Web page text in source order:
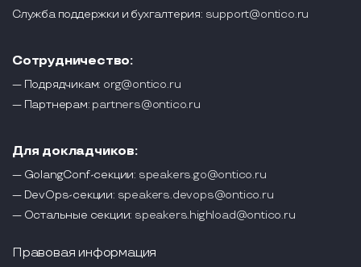
Служба поддержки и бухгалтерия: support@ontico.ru
Сотрудничество:
— Подрядчикам: org@ontico.ru
— Партнерам: partners@ontico.ru
Для докладчиков:
— GolangConf-секции: speakers.go@ontico.ru
— DevOps-секции: speakers.devops@ontico.ru
— Остальные секции: speakers.highload@ontico.ru
Правовая информация